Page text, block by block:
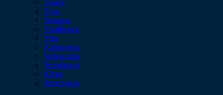
Томск
Тула
Тюмень
Ульяновск
Уфа
Хабаровск
Чебоксары
Челябинск
Югра
Ярославль